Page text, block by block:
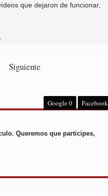
que dejaron de funcionar,
Siguiente
Google0 Facebook
Queremos que participes,